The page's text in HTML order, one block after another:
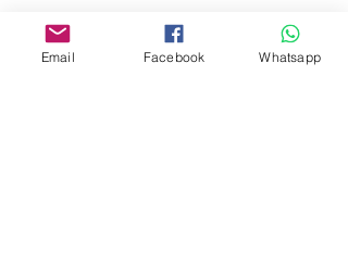
Email Facebook Whatsapp